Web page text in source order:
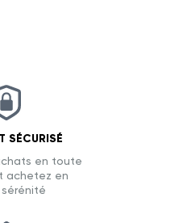
SÉCURISÉ
en toute
achetez en